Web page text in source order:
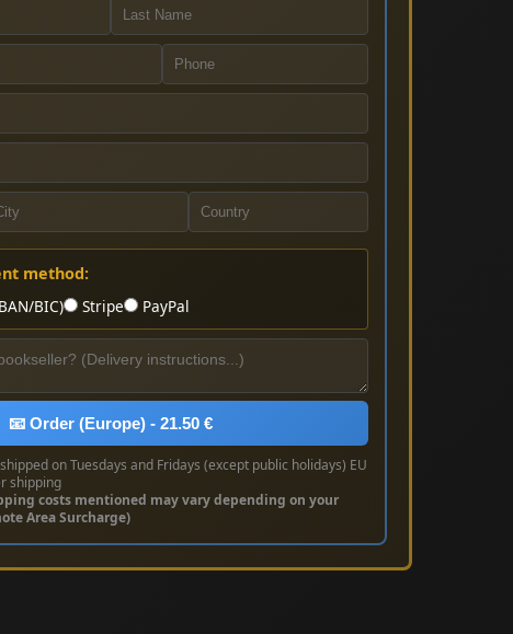
method:
BIC)
Stripe PayPal
📧 Order (Europe) - 21.50 €
on Tuesdays and Fridays (except public holidays) EU
shipping
costs mentioned may vary depending on your
Area Surcharge)